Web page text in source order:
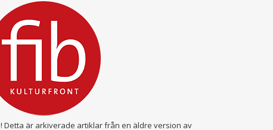
Detta är arkiverade artiklar från en äldre version av